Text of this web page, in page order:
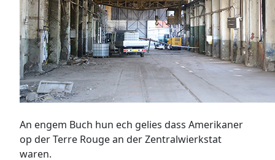
An engem Buch hun ech gelies dass Amerikaner
op der Terre Rouge an der Zentralwierkstat
waren.